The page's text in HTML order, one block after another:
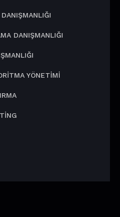
DANIŞMANLIĞI
YÖNETIMI